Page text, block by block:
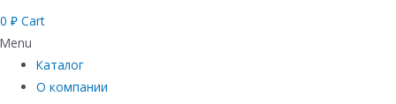
0 ₽ Cart
Menu
Каталог
О компании